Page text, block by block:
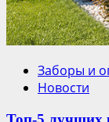
Заборы и
Новости